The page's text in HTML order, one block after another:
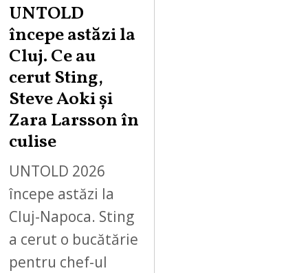
UNTOLD
începe astăzi la
Cluj. Ce au
cerut Sting,
Steve Aoki și
Zara Larsson în
culise
UNTOLD 2026
începe astăzi la
Cluj-Napoca. Sting
a cerut o bucătărie
pentru chef-ul